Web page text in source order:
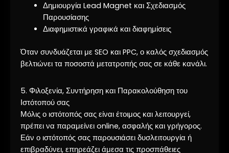
Δημιουργία Lead Magnet και Σχεδιασμός
Παρουσίασης
Διαφημιστικά γραφικά και διαφημίσεις
Όταν συνδυάζεται με SEO και PPC, ο καλός σχεδιασμός
βελτιώνει τα ποσοστά μετατροπής σας σε κάθε κανάλι.
5. Φιλοξενία, Συντήρηση και Παρακολούθηση του
Ιστότοπού σας
Μόλις ο ιστότοπός σας είναι έτοιμος και λειτουργεί,
πρέπει να παραμείνει online, ασφαλής και γρήγορος.
Εάν ο ιστότοπός σας παρουσιάσει δυσλειτουργία ή
επιβραδύνει, επηρεάζει άμεσα τις προσπάθειες